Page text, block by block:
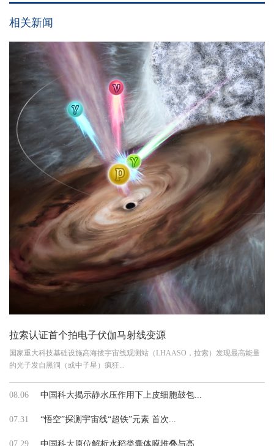
相关新闻
拉索认证首个拍电子伏伽马射线变源
国家重大科技基础设施高海拔宇宙线观测站（LHAASO，拉索）发现最高能量
的光子发自黑洞（或中子星）疯狂...
08.06 中国科大揭示静水压作用下上皮细胞鼓包...
07.31 “悟空”探测宇宙线“超铁”元素 首次...
07.29 中国科大原位解析水稻类囊体膜堆叠与高...